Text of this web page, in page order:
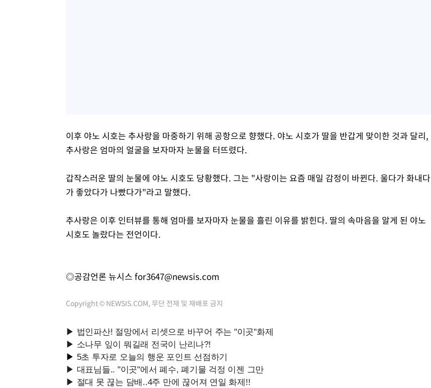
이후 야노 시호는 추사랑을 마중하기 위해 공항으로 향했다. 야노 시호가 딸을 반갑게 맞이한 것과 달리,
추사랑은 엄마의 얼굴을 보자마자 눈물을 터뜨렸다.
갑작스러운 딸의 눈물에 야노 시호도 당황했다. 그는 "사랑이는 요즘 매일 감정이 바뀐다. 울다가 화내다
가 좋았다가 나빴다가"라고 말했다.
추사랑은 이후 인터뷰를 통해 엄마를 보자마자 눈물을 흘린 이유를 밝힌다. 딸의 속마음을 알게 된 야노
시호도 놀랐다는 전언이다.
◎공감언론 뉴시스 for3647@newsis.com
Copyright © NEWSIS.COM, 무단 전재 및 재배포 금지